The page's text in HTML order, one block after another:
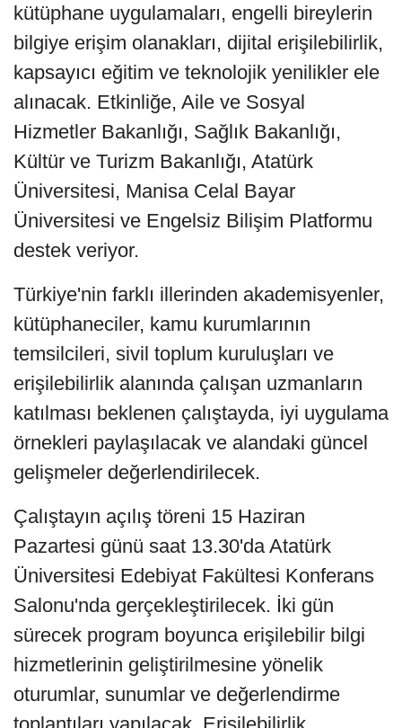
kütüphane uygulamaları, engelli bireylerin
bilgiye erişim olanakları, dijital erişilebilirlik,
kapsayıcı eğitim ve teknolojik yenilikler ele
alınacak. Etkinliğe, Aile ve Sosyal
Hizmetler Bakanlığı, Sağlık Bakanlığı,
Kültür ve Turizm Bakanlığı, Atatürk
Üniversitesi, Manisa Celal Bayar
Üniversitesi ve Engelsiz Bilişim Platformu
destek veriyor.
Türkiye'nin farklı illerinden akademisyenler,
kütüphaneciler, kamu kurumlarının
temsilcileri, sivil toplum kuruluşları ve
erişilebilirlik alanında çalışan uzmanların
katılması beklenen çalıştayda, iyi uygulama
örnekleri paylaşılacak ve alandaki güncel
gelişmeler değerlendirilecek.
Çalıştayın açılış töreni 15 Haziran
Pazartesi günü saat 13.30'da Atatürk
Üniversitesi Edebiyat Fakültesi Konferans
Salonu'nda gerçekleştirilecek. İki gün
sürecek program boyunca erişilebilir bilgi
hizmetlerinin geliştirilmesine yönelik
oturumlar, sunumlar ve değerlendirme